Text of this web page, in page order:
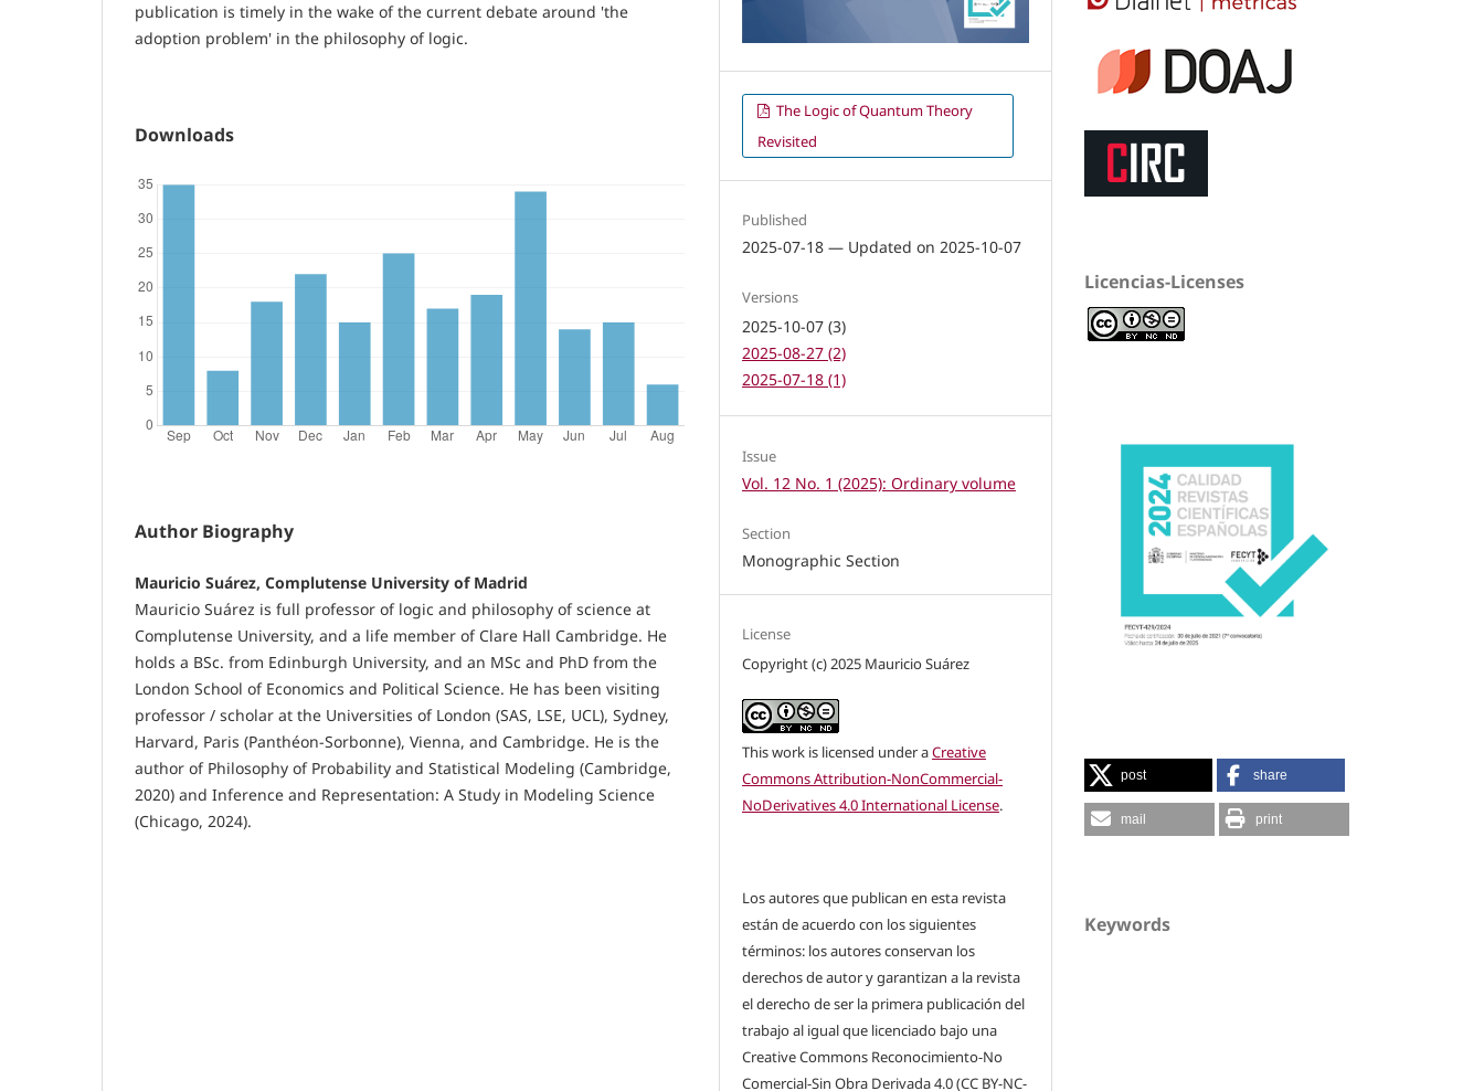
publication is timely in the wake of the current debate around 'the
adoption problem' in the philosophy of logic.
Downloads
Author Biography
Mauricio Suárez, Complutense University of Madrid
Mauricio Suárez is full professor of logic and philosophy of science at
Complutense University, and a life member of Clare Hall Cambridge. He
holds a BSc. from Edinburgh University, and an MSc and PhD from the
London School of Economics and Political Science. He has been visiting
professor / scholar at the Universities of London (SAS, LSE, UCL), Sydney,
Harvard, Paris (Panthéon-Sorbonne), Vienna, and Cambridge. He is the
author of Philosophy of Probability and Statistical Modeling (Cambridge,
2020) and Inference and Representation: A Study in Modeling Science
(Chicago, 2024).
The Logic of Quantum Theory
Revisited
Published
2025-07-18 — Updated on 2025-10-07
Versions
2025-10-07 (3)
2025-08-27 (2)
2025-07-18 (1)
Issue
Vol. 12 No. 1 (2025): Ordinary volume
Section
Monographic Section
License
Copyright (c) 2025 Mauricio Suárez
This work is licensed under aCreative
Commons Attribution-NonCommercial-
NoDerivatives 4.0 International License.
Los autores que publican en esta revista
están de acuerdo con los siguientes
términos: los autores conservan los
derechos de autor y garantizan a la revista
el derecho de ser la primera publicación del
trabajo al igual que licenciado bajo una
Creative Commons Reconocimiento-No
Comercial-Sin Obra Derivada 4.0 (CC BY-NC-
Licencias-Licenses
post share
mail print
Keywords